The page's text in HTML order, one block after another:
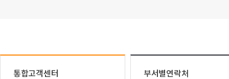
통합고객센터 부서별연락처